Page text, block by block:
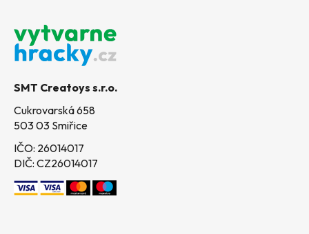
SMT Creatoys s.r.o.
Cukrovarská 658
503 03 Smiřice
IČO: 26014017
DIČ: CZ26014017